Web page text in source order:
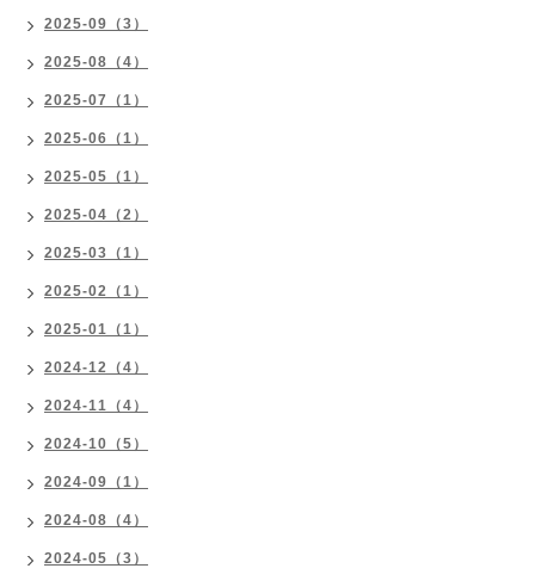
2025-09（3）
2025-08（4）
2025-07（1）
2025-06（1）
2025-05（1）
2025-04（2）
2025-03（1）
2025-02（1）
2025-01（1）
2024-12（4）
2024-11（4）
2024-10（5）
2024-09（1）
2024-08（4）
2024-05（3）